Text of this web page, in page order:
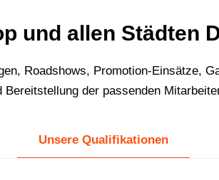
und allen Städten
Roadshows, Promotion-Einsätze,
der passenden
Unsere Qualifikationen